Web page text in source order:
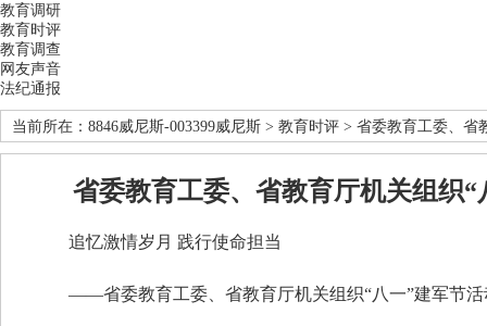
教育调研
教育时评
教育调查
网友声音
法纪通报
当前所在： 8846威尼斯-003399威尼斯 > 教育时评 > 省委教育工委、省
省委教育工委、省教育厅机关组织“
追忆激情岁月 践行使命担当
——省委教育工委、省教育厅机关组织“八一”建军节活